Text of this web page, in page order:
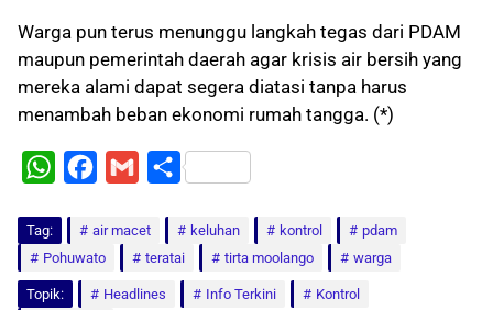
Warga pun terus menunggu langkah tegas dari PDAM
maupun pemerintah daerah agar krisis air bersih yang
mereka alami dapat segera diatasi tanpa harus
menambah beban ekonomi rumah tangga. (*)
W
t
s
c
e
b
a
i
l
S
a
r
Tag: air macet keluhan kontrol
pdam
Pohuwato
teratai tirta moolango warga
Topik: Headlines Info Terkini
Kontrol